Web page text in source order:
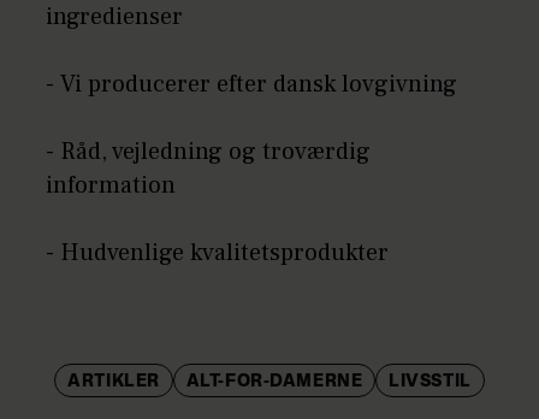
ingredienser
- Vi producerer efter dansk lovgivning
- Råd, vejledning og troværdig
information
- Hudvenlige kvalitetsprodukter
ARTIKLER ALT-FOR-DAMERNE LIVSSTIL